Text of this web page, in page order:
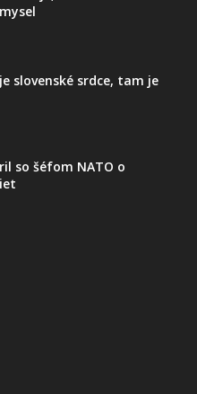
slovenské srdce, tam je
so šéfom NATO o